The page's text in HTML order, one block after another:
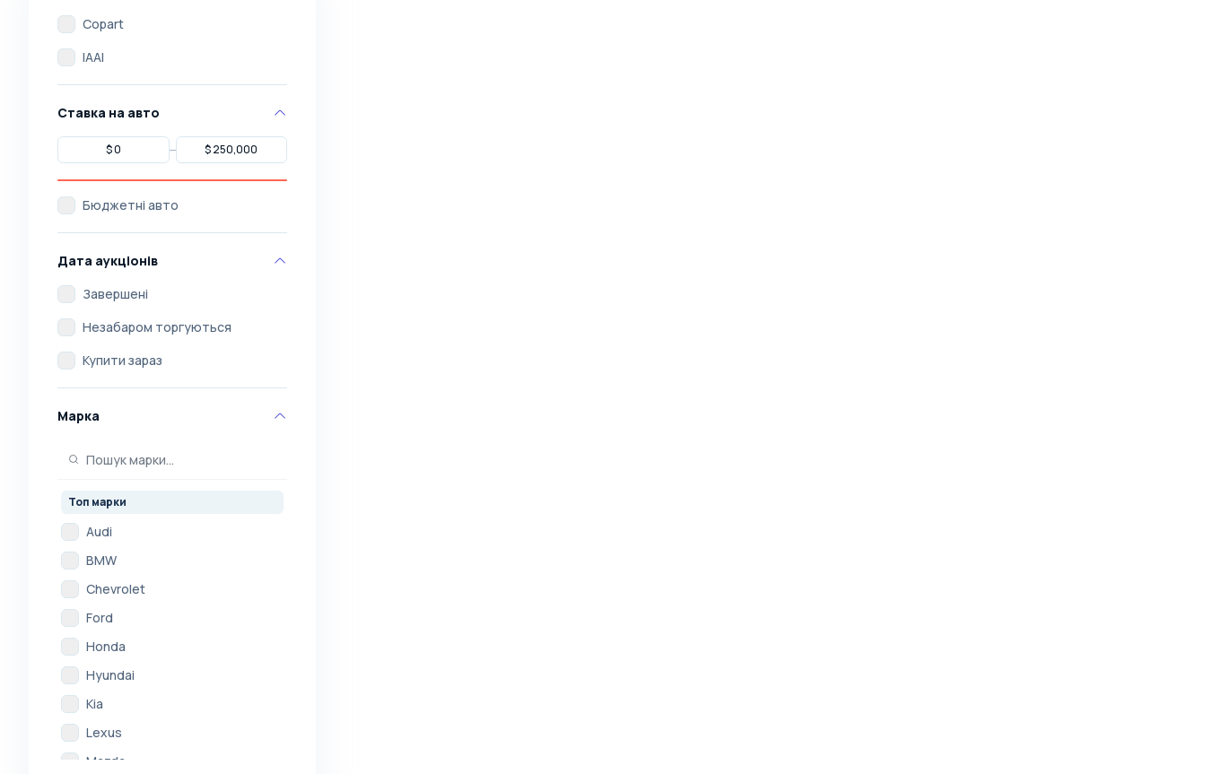
Copart
IAAI
Ставка на авто
Бюджетні авто
Дата аукціонів
Завершені
Незабаром торгуються
Купити зараз
Марка
Топ марки
Audi
BMW
Chevrolet
Ford
Honda
Hyundai
Kia
Lexus
Mazda